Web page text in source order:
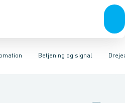
lampeudtagForgreningsmateriel
Betjening og signal
og softstartere
optiskTilslutningsmodul